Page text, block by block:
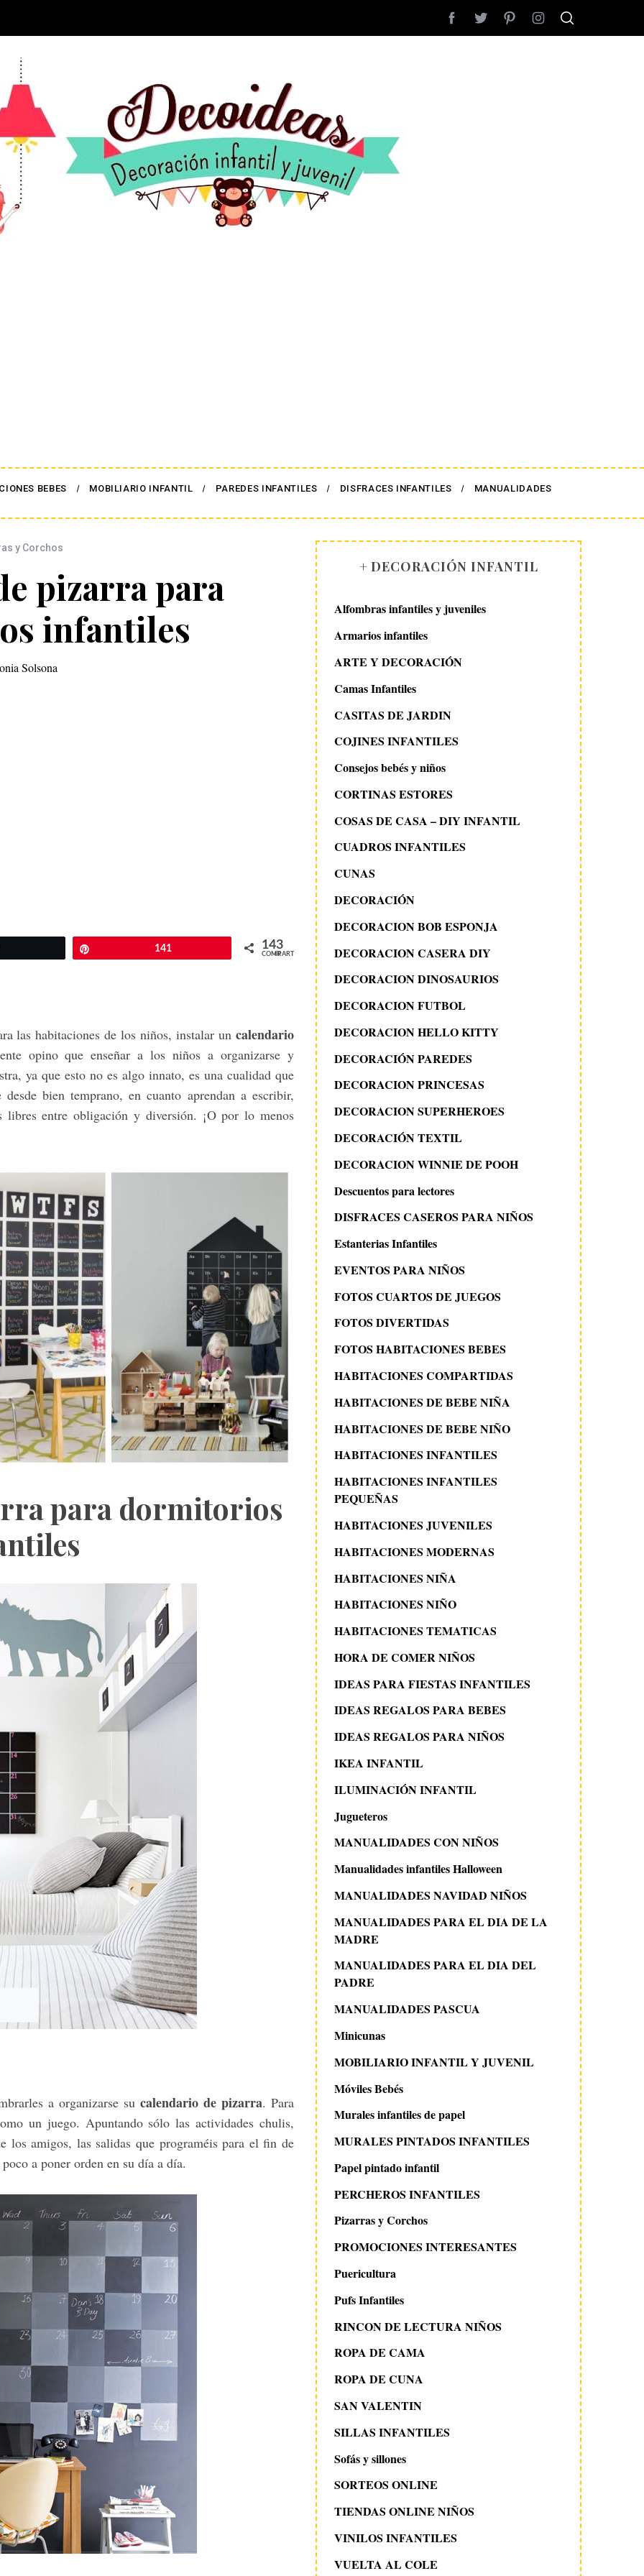
BEBES MOBILIARIO INFANTIL PAREDES INFANTILES DISFRACES INFANTILES MANUALIDADES
y Corchos
pizarra para
infantiles
Solsona
141 143
COMPARTIR
las habitaciones de los niños, instalar un calendario
opino que enseñar a los niños a organizarse y
ya que esto no es algo innato, es una cualidad que
bien temprano, en cuanto aprendan a escribir,
libres entre obligación y diversión. ¡O por lo menos
para dormitorios
a organizarse su calendario de pizarra. Para
un juego. Apuntando sólo las actividades chulis,
los amigos, las salidas que programéis para el fin de
a poner orden en su día a día.
+ DECORACIÓN INFANTIL
Alfombras infantiles y juveniles
Armarios infantiles
ARTE Y DECORACIÓN
Camas Infantiles
CASITAS DE JARDIN
COJINES INFANTILES
Consejos bebés y niños
CORTINAS ESTORES
COSAS DE CASA – DIY INFANTIL
CUADROS INFANTILES
CUNAS
DECORACIÓN
DECORACION BOB ESPONJA
DECORACION CASERA DIY
DECORACION DINOSAURIOS
DECORACION FUTBOL
DECORACION HELLO KITTY
DECORACIÓN PAREDES
DECORACION PRINCESAS
DECORACION SUPERHEROES
DECORACIÓN TEXTIL
DECORACION WINNIE DE POOH
Descuentos para lectores
DISFRACES CASEROS PARA NIÑOS
Estanterias Infantiles
EVENTOS PARA NIÑOS
FOTOS CUARTOS DE JUEGOS
FOTOS DIVERTIDAS
FOTOS HABITACIONES BEBES
HABITACIONES COMPARTIDAS
HABITACIONES DE BEBE NIÑA
HABITACIONES DE BEBE NIÑO
HABITACIONES INFANTILES
HABITACIONES INFANTILES
PEQUEÑAS
HABITACIONES JUVENILES
HABITACIONES MODERNAS
HABITACIONES NIÑA
HABITACIONES NIÑO
HABITACIONES TEMATICAS
HORA DE COMER NIÑOS
IDEAS PARA FIESTAS INFANTILES
IDEAS REGALOS PARA BEBES
IDEAS REGALOS PARA NIÑOS
IKEA INFANTIL
ILUMINACIÓN INFANTIL
Jugueteros
MANUALIDADES CON NIÑOS
Manualidades infantiles Halloween
MANUALIDADES NAVIDAD NIÑOS
MANUALIDADES PARA EL DIA DE LA
MADRE
MANUALIDADES PARA EL DIA DEL
PADRE
MANUALIDADES PASCUA
Minicunas
MOBILIARIO INFANTIL Y JUVENIL
Móviles Bebés
Murales infantiles de papel
MURALES PINTADOS INFANTILES
Papel pintado infantil
PERCHEROS INFANTILES
Pizarras y Corchos
PROMOCIONES INTERESANTES
Puericultura
Pufs Infantiles
RINCON DE LECTURA NIÑOS
ROPA DE CAMA
ROPA DE CUNA
SAN VALENTIN
SILLAS INFANTILES
Sofás y sillones
SORTEOS ONLINE
TIENDAS ONLINE NIÑOS
VINILOS INFANTILES
VUELTA AL COLE